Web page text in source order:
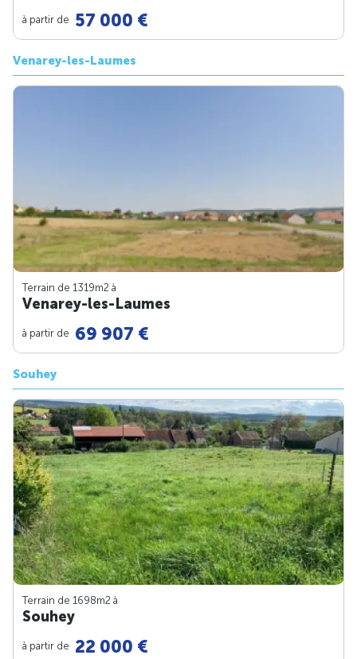
à partir de 57 000 €
Venarey-les-Laumes
Terrain de 1319m2 à
Venarey-les-Laumes
à partir de 69 907 €
Souhey
Terrain de 1698m2 à
Souhey
à partir de 22 000 €